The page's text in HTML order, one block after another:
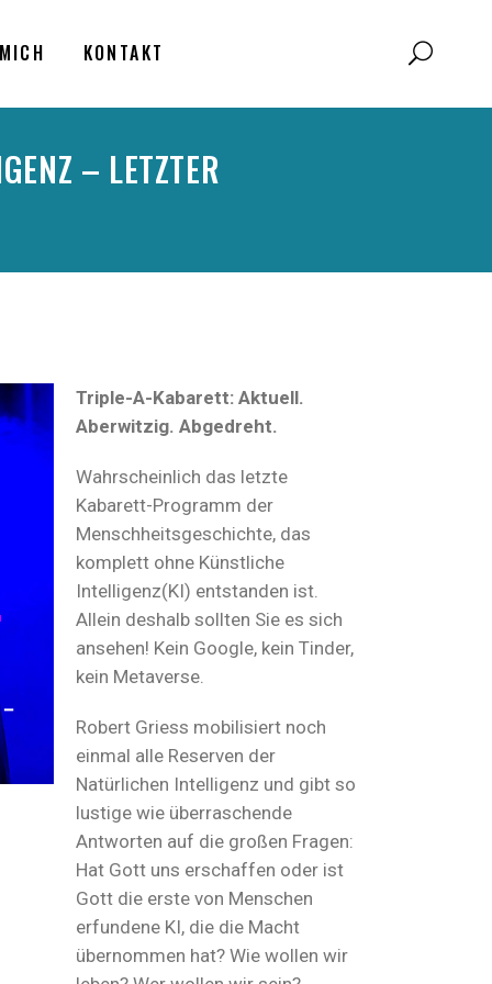
KONTAKT
– LETZTER
Triple-A-Kabarett: Aktuell.
Aberwitzig. Abgedreht.
Wahrscheinlich das letzte
Kabarett-Programm der
Menschheitsgeschichte, das
komplett ohne Künstliche
Intelligenz(KI) entstanden ist.
Allein deshalb sollten Sie es sich
ansehen! Kein Google, kein Tinder,
kein Metaverse.
Robert Griess mobilisiert noch
einmal alle Reserven der
Natürlichen Intelligenz und gibt so
lustige wie überraschende
Antworten auf die großen Fragen:
Hat Gott uns erschaffen oder ist
Gott die erste von Menschen
erfundene KI, die die Macht
übernommen hat? Wie wollen wir